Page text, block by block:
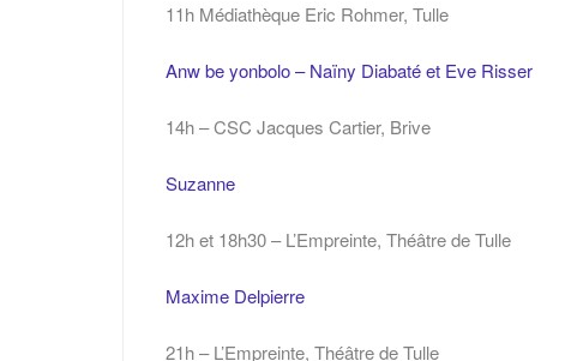
11h Médiathèque Eric Rohmer, Tulle
Anw be yonbolo – Naïny Diabaté et Eve Risser
14h – CSC Jacques Cartier, Brive
Suzanne
12h et 18h30 – L’Empreinte, Théâtre de Tulle
Maxime Delpierre
21h – L’Empreinte, Théâtre de Tulle